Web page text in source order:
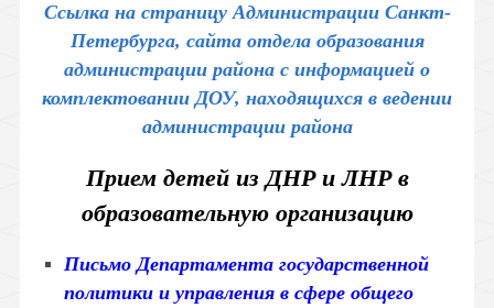
Ссылка на страницу Администрации Санкт-
Петербурга, сайта отдела образования
администрации района с информацией о
комплектовании ДОУ, находящихся в ведении
администрации района
Прием детей из ДНР и ЛНР в
образовательную организацию
Письмо Департамента государственной
политики и управления в сфере общего